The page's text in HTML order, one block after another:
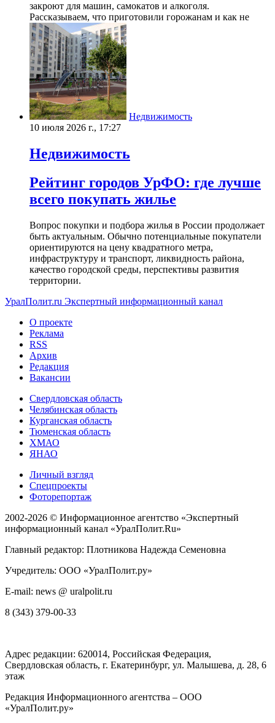
закроют для машин, самокатов и алкоголя.
Рассказываем, что приготовили горожанам и как не
Недвижимость
10 июля 2026 г., 17:27
Недвижимость
Рейтинг городов УрФО: где лучше
всего покупать жилье
Вопрос покупки и подбора жилья в России продолжает
быть актуальным. Обычно потенциальные покупатели
ориентируются на цену квадратного метра,
инфраструктуру и транспорт, ликвидность района,
качество городской среды, перспективы развития
территории.
УралПолит.ru Экспертный информационный канал
О проекте
Реклама
RSS
Архив
Редакция
Вакансии
Свердловская область
Челябинская область
Курганская область
Тюменская область
ХМАО
ЯНАО
Личный взгляд
Спецпроекты
Фоторепортаж
2002-2026 © Информационное агентство «Экспертный
информационный канал «УралПолит.Ru»
Главный редактор: Плотникова Надежда Семеновна
Учредитель: ООО «УралПолит.ру»
E-mail: news @ uralpolit.ru
8 (343) 379-00-33
Адрес редакции: 620014, Российская Федерация,
Свердловская область, г. Екатеринбург, ул. Малышева, д. 28, 6
этаж
Редакция Информационного агентства – ООО
«УралПолит.ру»